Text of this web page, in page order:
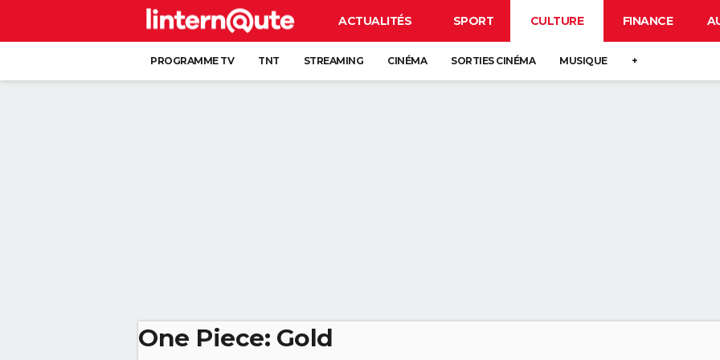
ACTUALITÉS SPORT CULTURE FINANCE
PROGRAMME TV TNT STREAMING CINÉMA SORTIES CINÉMA MUSIQUE +
One Piece: Gold